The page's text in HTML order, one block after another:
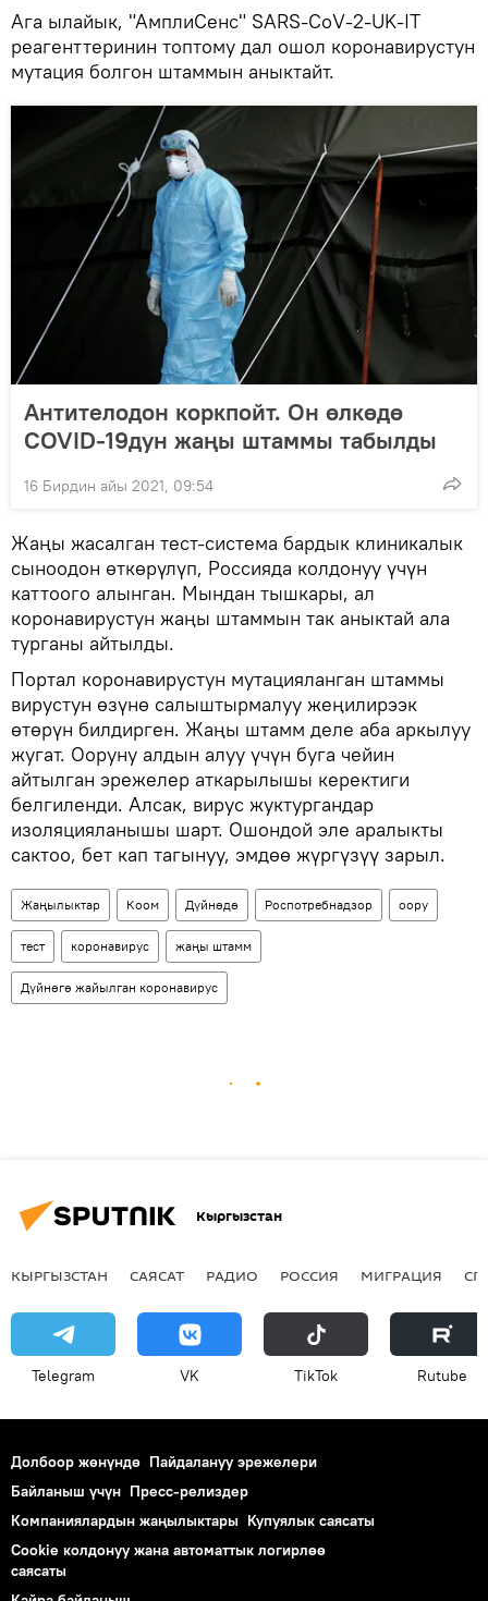
Ага ылайык, "АмплиСенс" SARS-CoV-2-UK-IT
реагенттеринин топтому дал ошол коронавирустун
мутация болгон штаммын аныктайт.
Антителодон коркпойт. Он өлкөдө
COVID-19дун жаңы штаммы табылды
16 Бирдин айы 2021, 09:54
Жаңы жасалган тест-система бардык клиникалык
сыноодон өткөрүлүп, Россияда колдонуу үчүн
каттоого алынган. Мындан тышкары, ал
коронавирустун жаңы штаммын так аныктай ала
турганы айтылды.
Портал коронавирустун мутацияланган штаммы
вирустун өзүнө салыштырмалуу жеңилирээк
өтөрүн билдирген. Жаңы штамм деле аба аркылуу
жугат. Ооруну алдын алуу үчүн буга чейин
айтылган эрежелер аткарылышы керектиги
белгиленди. Алсак, вирус жуктургандар
изоляцияланышы шарт. Ошондой эле аралыкты
сактоо, бет кап тагынуу, эмдөө жүргүзүү зарыл.
Жаңылыктар Коом Дүйнөдө Роспотребнадзор оору
тест коронавирус жаңы штамм
Дүйнөгө жайылган коронавирус
Кыргызстан
КЫРГЫЗСТАН САЯСАТ РАДИО РОССИЯ МИГРАЦИЯ
Telegram VK ТikТоk Rutube
Долбоор жөнүндө Пайдалануу эрежелери
Байланыш үчүн Пресс-релиздер
Компаниялардын жаңылыктары Купуялык саясаты
Cookie колдонуу жана автоматтык логирлөө
саясаты